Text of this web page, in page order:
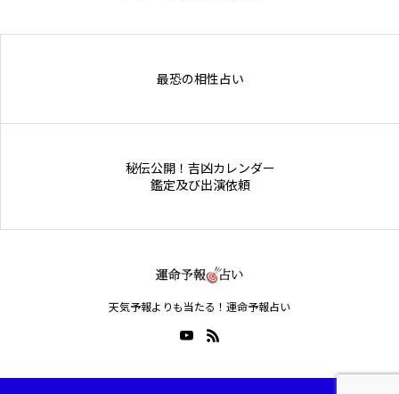
最恐の相性占い
秘伝公開！吉凶カレンダー
鑑定及び出演依頼
天気予報よりも当たる！運命予報占い